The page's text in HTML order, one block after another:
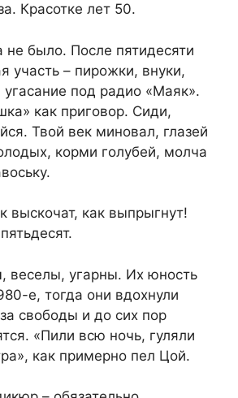
Красотке лет 50.
не было. После пятидесяти
участь – пирожки, внуки,
угасание под радио «Маяк».
как приговор. Сиди,
Твой век миновал, глазей
корми голубей, молча
выскочат, как выпрыгнут!
веселы, угарны. Их юность
е, тогда они вдохнули
свободы и до сих пор
«Пили всю ночь, гуляли
как примерно пел Цой.